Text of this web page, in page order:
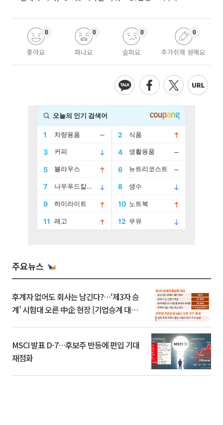
좋아요
0
화나요
0
슬퍼요
0
추가취재 원해요
0
주요뉴스
후계자 없어도 회사는 남긴다?…‘제3자 승
계’ 시험대 오른 中企 현장 [기업승계 대전
MSCI 발표 D-7…후보주 반등에 편입 기대
재점화